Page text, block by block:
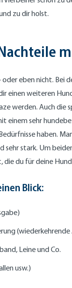
zu dir holst.
oder eben nicht.
einen weiteren
werden. Auch
einem sehr
haben.
stark. Um
du für deine
Blick:
Leine und Co.
usw.)